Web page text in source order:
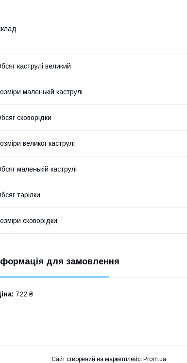
каструлі великий
маленькій каструлі
сковорідки
великої каструлі
маленькій каструлі
тарілки
сковорідки
для замовлення
722 ₴
Сайт створений на маркетплейсі Prom.ua